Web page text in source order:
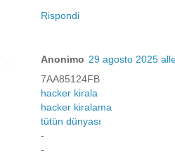
Rispondi
Anonimo 29 agosto 2025
7AA85124FB
hacker kirala
hacker kiralama
tütün dünyası
-
-